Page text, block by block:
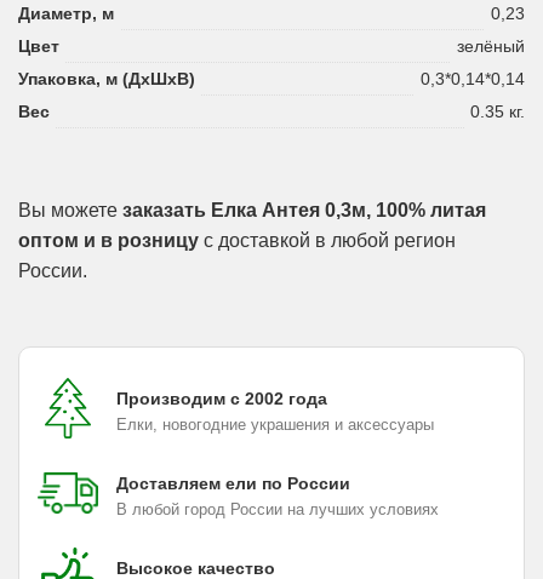
Диаметр, м
0,23
Цвет
зелёный
Упаковка, м (ДхШхВ)
0,3*0,14*0,14
Вес
0.35 кг.
Вы можете заказать Елка Антея 0,3м, 100% литая
оптом и в розницу с доставкой в любой регион
России.
Производим с 2002 года
Елки, новогодние украшения и аксессуары
Доставляем ели по России
В любой город России на лучших условиях
Высокое качество